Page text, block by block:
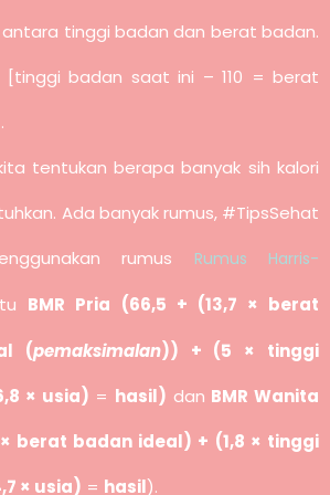
antara tinggi badan dan berat badan.
[tinggi badan saat ini – 110 = berat
tentukan berapa banyak sih kalori
Ada banyak rumus, #TipsSehat
rumus Rumus Harris-
BMR Pria (66,5 + (13,7 × berat
(pemaksimalan)) + (5 × tinggi
× usia) = hasil) dan BMR Wanita
berat badan ideal) + (1,8 × tinggi
× usia) = hasil).